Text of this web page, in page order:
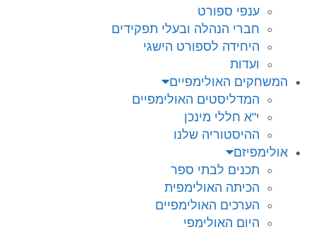
ענפי ספורט
חברי הנהלה ובעלי תפקידים
היחידה לספורט הישגי
ועדות
המשחקים האולימפיים
המדליסטים האולימפיים
י"א חללי מינכן
ההיסטוריה שלנו
אולימפיזם
תכנים לבתי ספר
הכיתה האולימפית
הערכים האולימפיים
היום האולימפי